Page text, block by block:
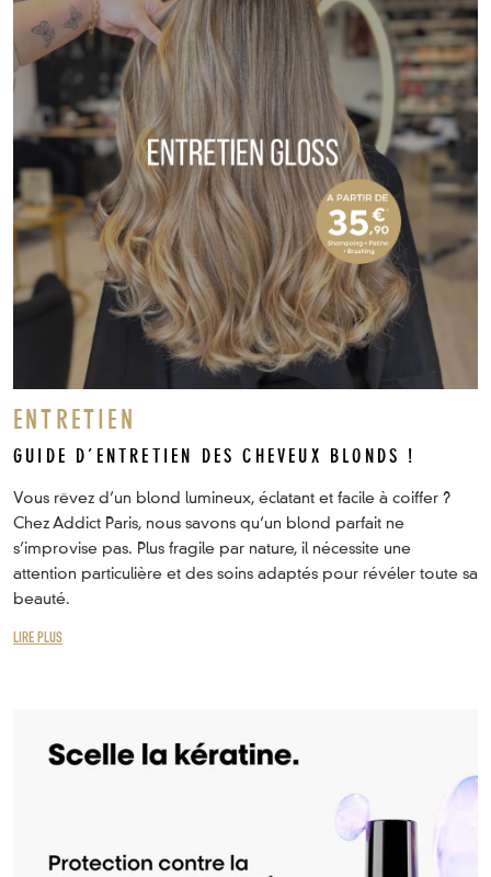
ENTRETIEN
GUIDE D’ENTRETIEN DES CHEVEUX BLONDS !
Vous rêvez d’un blond lumineux, éclatant et facile à coiffer ?
Chez Addict Paris, nous savons qu’un blond parfait ne
s’improvise pas. Plus fragile par nature, il nécessite une
attention particulière et des soins adaptés pour révéler toute sa
beauté.
LIRE PLUS